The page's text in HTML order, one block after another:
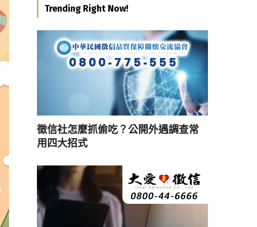
Trending Right Now!
徵信社怎麼抓偷吃？公開外遇調查常
用四大招式